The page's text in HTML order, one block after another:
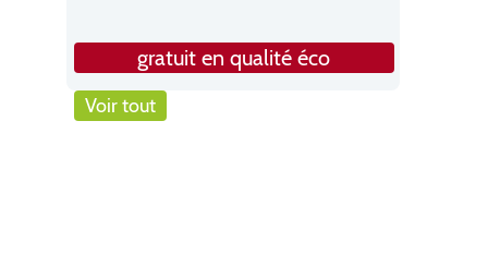
gratuit en qualité éco
Voir tout